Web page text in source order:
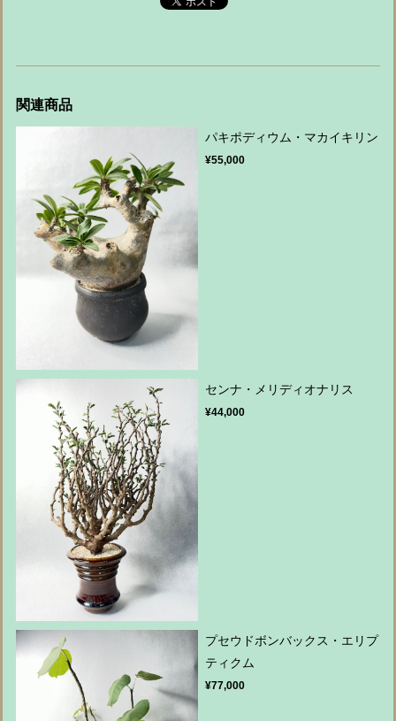
関連商品
パキポディウム・マカイキリン
¥55,000
センナ・メリディオナリス
¥44,000
プセウドボンバックス・エリプ
ティクム
¥77,000